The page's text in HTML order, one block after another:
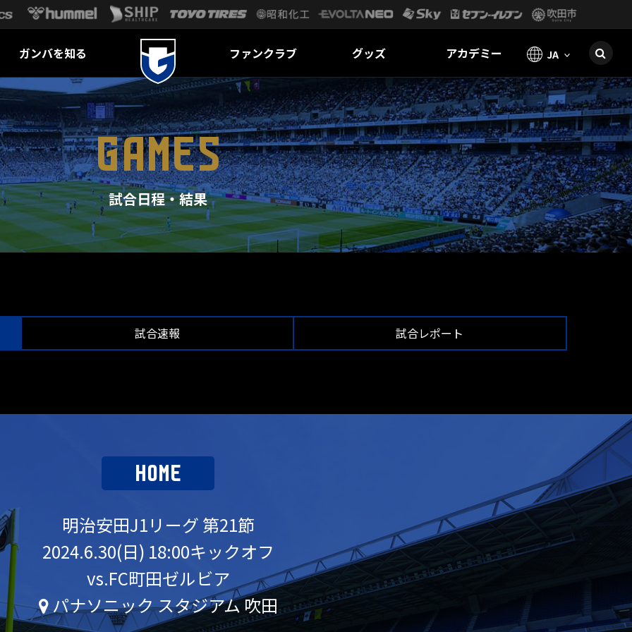
ガンバを知る ファンクラブ グッズ アカデミー JA
GAMES
試合日程・結果
試合速報 試合レポート
HOME
明治安田J1リーグ 第21節
2024.6.30(日) 18:00キックオフ
vs.FC町田ゼルビア
パナソニック スタジアム 吹田